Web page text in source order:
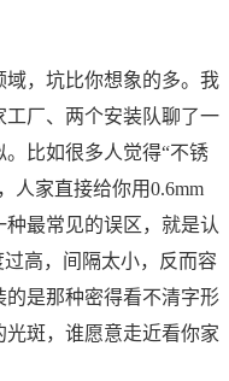
，坑比你想象的多。我
厂、两个安装队聊了一
比如很多人觉得“不锈
人家直接给你用0.6mm
最常见的误区，就是认
高，间隔太小，反而容
是那种密得看不清字形
斑，谁愿意走近看你家